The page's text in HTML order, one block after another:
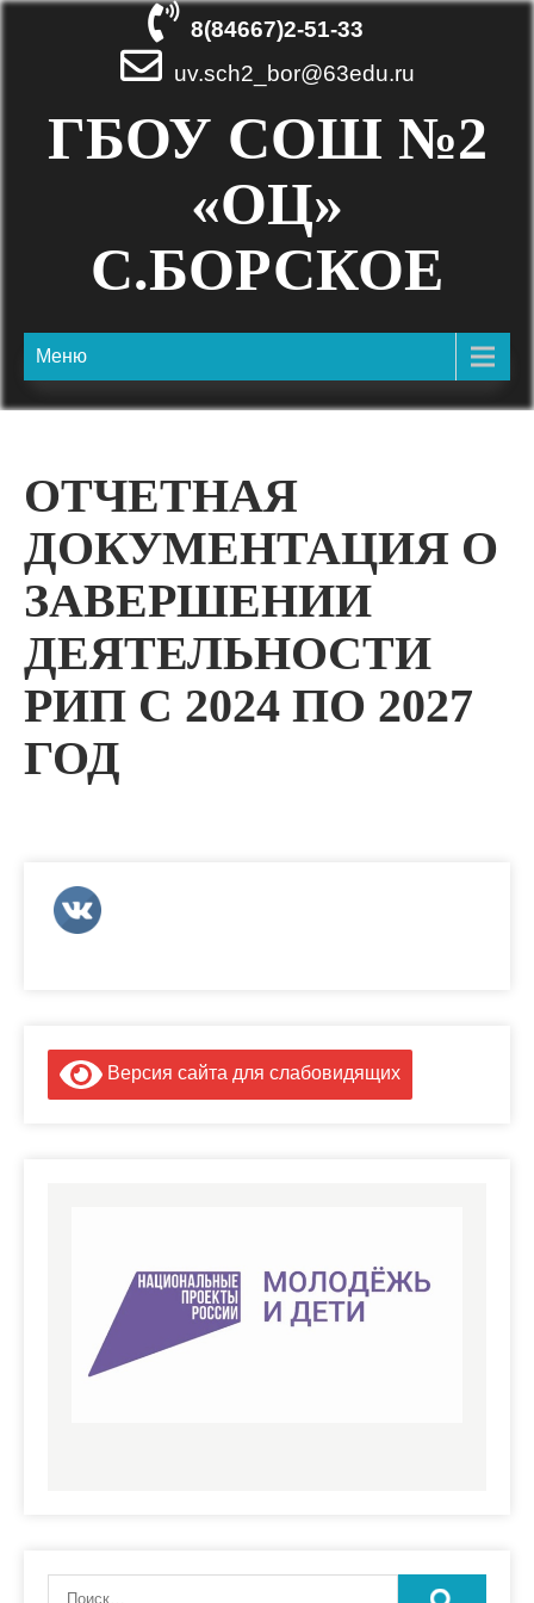
8(84667)2-51-33
uv.sch2_bor@63edu.ru
ГБОУ СОШ №2
«ОЦ»
С.БОРСКОЕ
Меню
ОТЧЕТНАЯ
ДОКУМЕНТАЦИЯ О
ЗАВЕРШЕНИИ
ДЕЯТЕЛЬНОСТИ
РИП С 2024 ПО 2027
ГОД
Версия сайта для слабовидящих